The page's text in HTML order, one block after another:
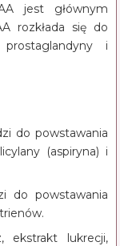
jest głównym
rozkłada się do
i
do powstawania
(aspiryna) i
do powstawania
ekstrakt lukrecji,